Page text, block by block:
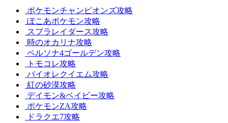
ポケモンチャンピオンズ攻略
ぽこあポケモン攻略
スプラレイダース攻略
時のオカリナ攻略
ペルソナ4ゴールデン攻略
トモコレ攻略
バイオレクイエム攻略
紅の砂漠攻略
デイモン&ベイビー攻略
ポケモンZA攻略
ドラクエ7攻略